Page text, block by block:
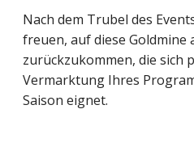
Nach dem Trubel des
freuen, auf diese Goldmine
zurückzukommen, die sich
Vermarktung Ihres
Saison eignet.